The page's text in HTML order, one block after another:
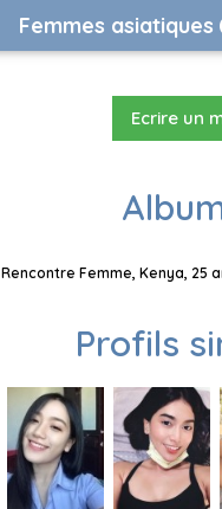
Femmes asiatiques
Ecrire un
Rencontre Femme, Kenya, 25
Profils